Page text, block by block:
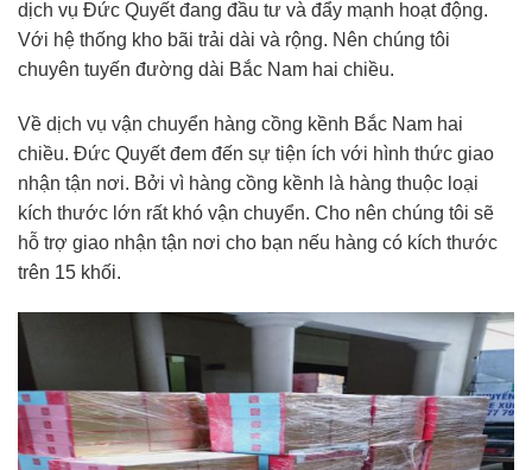
dịch vụ Đức Quyết đang đầu tư và đẩy mạnh hoạt động.
Với hệ thống kho bãi trải dài và rộng. Nên chúng tôi
chuyên tuyến đường dài Bắc Nam hai chiều.
Về dịch vụ vận chuyển hàng cồng kềnh Bắc Nam hai
chiều. Đức Quyết đem đến sự tiện ích với hình thức giao
nhận tận nơi. Bởi vì hàng cồng kềnh là hàng thuộc loại
kích thước lớn rất khó vận chuyển. Cho nên chúng tôi sẽ
hỗ trợ giao nhận tận nơi cho bạn nếu hàng có kích thước
trên 15 khối.